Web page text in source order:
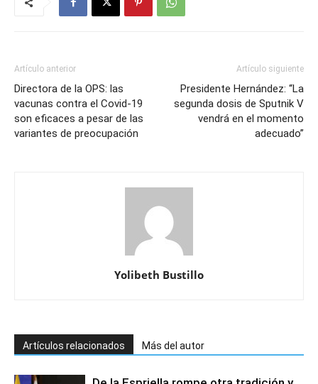
Artículo anterior
Directora de la OPS: las
vacunas contra el Covid-19
son eficaces a pesar de las
variantes de preocupación
Artículo siguiente
Presidente Hernández: “La
segunda dosis de Sputnik V
vendrá en el momento
adecuado”
Yolibeth Bustillo
Artículos relacionados Más del autor